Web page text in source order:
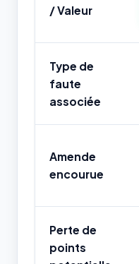
/ Valeur
Type de
faute
associée
Amende
encourue
Perte de
points